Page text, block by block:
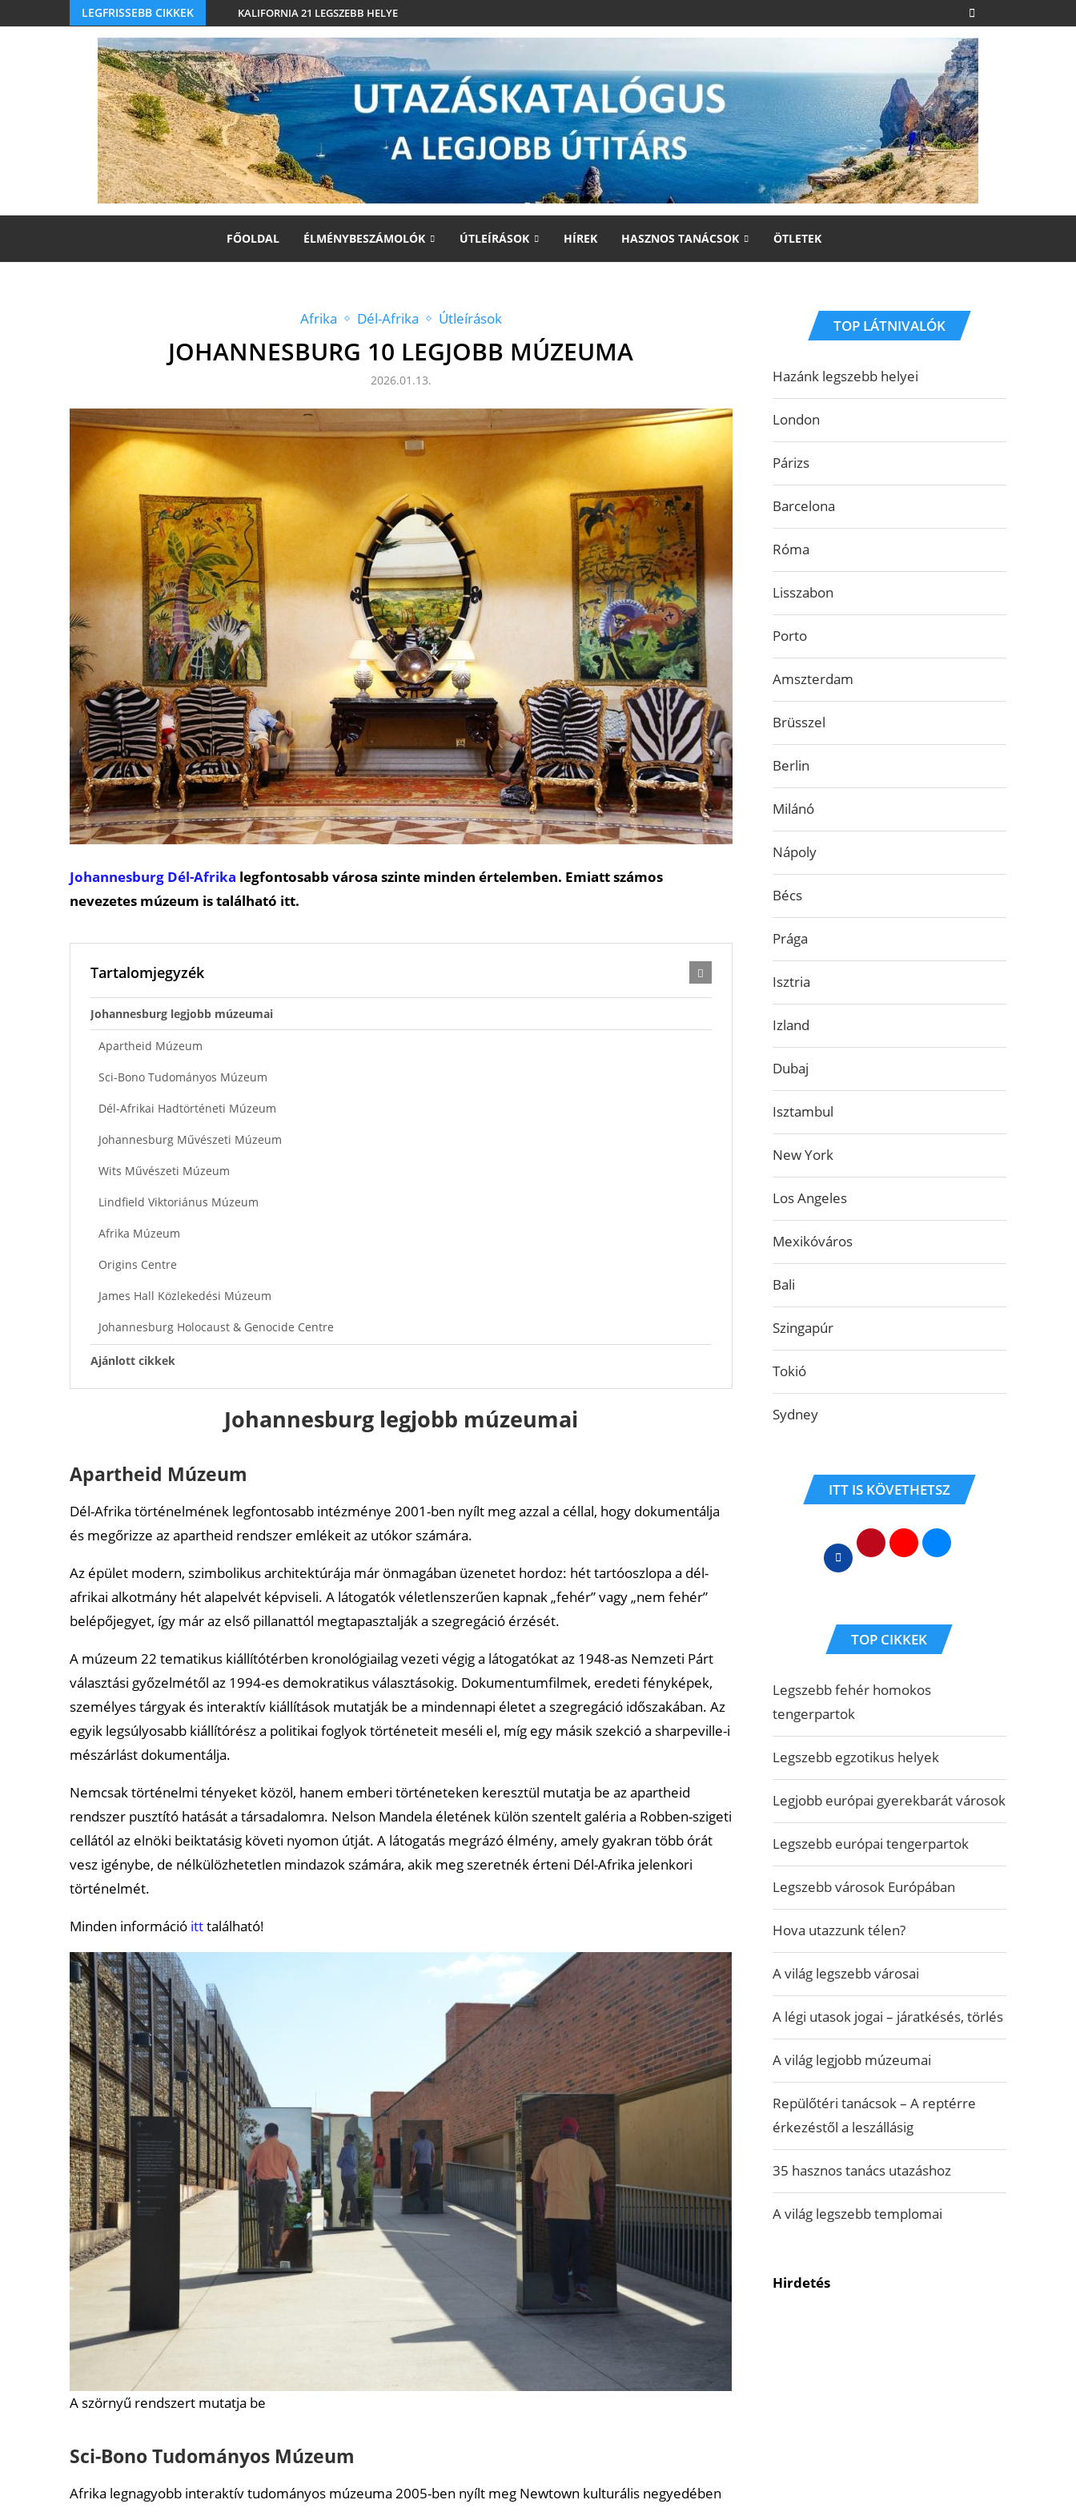
LEGFRISSEBB CIKKEK KALIFORNIA 21 LEGSZEBB HELYE
FŐOLDAL ÉLMÉNYBESZÁMOLÓK ÚTLEÍRÁSOK HÍREK HASZNOS TANÁCSOK ÖTLETEK
Afrika Dél-Afrika Útleírások
JOHANNESBURG 10 LEGJOBB MÚZEUMA
2026.01.13.
Johannesburg Dél-Afrika legfontosabb városa szinte minden értelemben. Emiatt számos
nevezetes múzeum is található itt.
Tartalomjegyzék
Johannesburg legjobb múzeumai
Apartheid Múzeum
Sci-Bono Tudományos Múzeum
Dél-Afrikai Hadtörténeti Múzeum
Johannesburg Művészeti Múzeum
Wits Művészeti Múzeum
Lindfield Viktoriánus Múzeum
Afrika Múzeum
Origins Centre
James Hall Közlekedési Múzeum
Johannesburg Holocaust & Genocide Centre
Ajánlott cikkek
Johannesburg legjobb múzeumai
Apartheid Múzeum
Dél-Afrika történelmének legfontosabb intézménye 2001-ben nyílt meg azzal a céllal, hogy dokumentálja
és megőrizze az apartheid rendszer emlékeit az utókor számára.
Az épület modern, szimbolikus architektúrája már önmagában üzenetet hordoz: hét tartóoszlopa a dél-
afrikai alkotmány hét alapelvét képviseli. A látogatók véletlenszerűen kapnak „fehér” vagy „nem fehér”
belépőjegyet, így már az első pillanattól megtapasztalják a szegregáció érzését.
A múzeum 22 tematikus kiállítótérben kronológiailag vezeti végig a látogatókat az 1948-as Nemzeti Párt
választási győzelmétől az 1994-es demokratikus választásokig. Dokumentumfilmek, eredeti fényképek,
személyes tárgyak és interaktív kiállítások mutatják be a mindennapi életet a szegregáció időszakában. Az
egyik legsúlyosabb kiállítórész a politikai foglyok történeteit meséli el, míg egy másik szekció a sharpeville-i
mészárlást dokumentálja.
Nemcsak történelmi tényeket közöl, hanem emberi történeteken keresztül mutatja be az apartheid
rendszer pusztító hatását a társadalomra. Nelson Mandela életének külön szentelt galéria a Robben-szigeti
cellától az elnöki beiktatásig követi nyomon útját. A látogatás megrázó élmény, amely gyakran több órát
vesz igénybe, de nélkülözhetetlen mindazok számára, akik meg szeretnék érteni Dél-Afrika jelenkori
történelmét.
Minden információ itttalálható!
A szörnyű rendszert mutatja be
Sci-Bono Tudományos Múzeum
Afrika legnagyobb interaktív tudományos múzeuma 2005-ben nyílt meg Newtown kulturális negyedében
TOP LÁTNIVALÓK
Hazánk legszebb helyei
London
Párizs
Barcelona
Róma
Lisszabon
Porto
Amszterdam
Brüsszel
Berlin
Milánó
Nápoly
Bécs
Prága
Isztria
Izland
Dubaj
Isztambul
New York
Los Angeles
Mexikóváros
Bali
Szingapúr
Tokió
Sydney
ITT IS KÖVETHETSZ
TOP CIKKEK
Legszebb fehér homokos
tengerpartok
Legszebb egzotikus helyek
Legjobb európai gyerekbarát városok
Legszebb európai tengerpartok
Legszebb városok Európában
Hova utazzunk télen?
A világ legszebb városai
A légi utasok jogai – járatkésés, törlés
A világ legjobb múzeumai
Repülőtéri tanácsok – A reptérre
érkezéstől a leszállásig
35 hasznos tanács utazáshoz
A világ legszebb templomai
Hirdetés